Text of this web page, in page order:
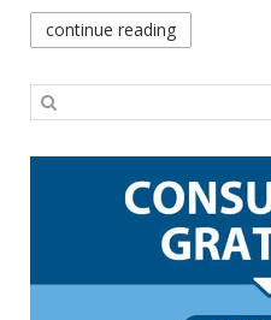
continue reading